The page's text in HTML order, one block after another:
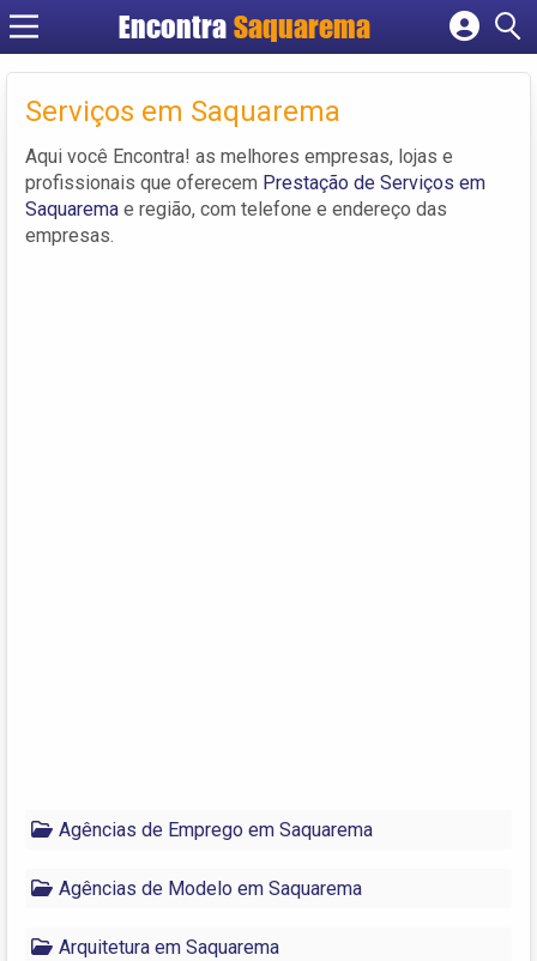
Encontra Saquarema
Cadastrar empresa
Criar conta
Serviços em Saquarema
Aqui você Encontra! as melhores empresas, lojas e
profissionais que oferecem Prestação de Serviços em
Saquarema e região, com telefone e endereço das
empresas.
Agências de Emprego em Saquarema
Agências de Modelo em Saquarema
Arquitetura em Saquarema